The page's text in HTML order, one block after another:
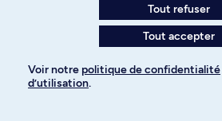
Tout refuser
Tout accepter
Voir notre politique de confidentialité
d’utilisation.